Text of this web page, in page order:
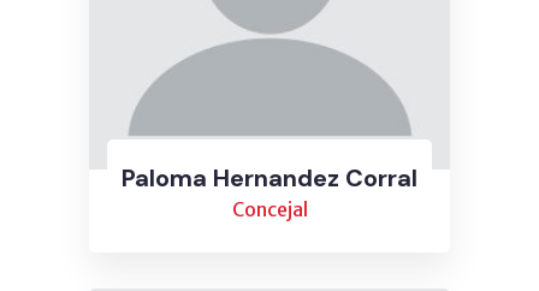
Paloma Hernandez Corral
Concejal